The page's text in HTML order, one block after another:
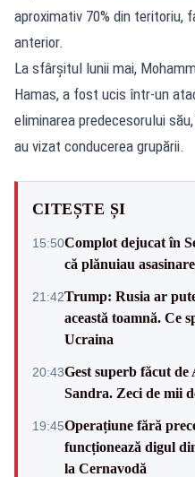
aproximativ 70% din teritoriu,
anterior.
La sfârșitul lunii mai,
Hamas, a fost ucis într-un
eliminarea predecesorului
au vizat conducerea grupării.
CITEȘTE ȘI
15:50Complot dejucat în
că plănuiau
21:42Trump: Rusia ar
această toamnă. Ce
Ucraina
20:43Gest superb făcut
Sandra. Zeci de mii
19:45Operațiune fără
funcționează digul
la Cernavodă